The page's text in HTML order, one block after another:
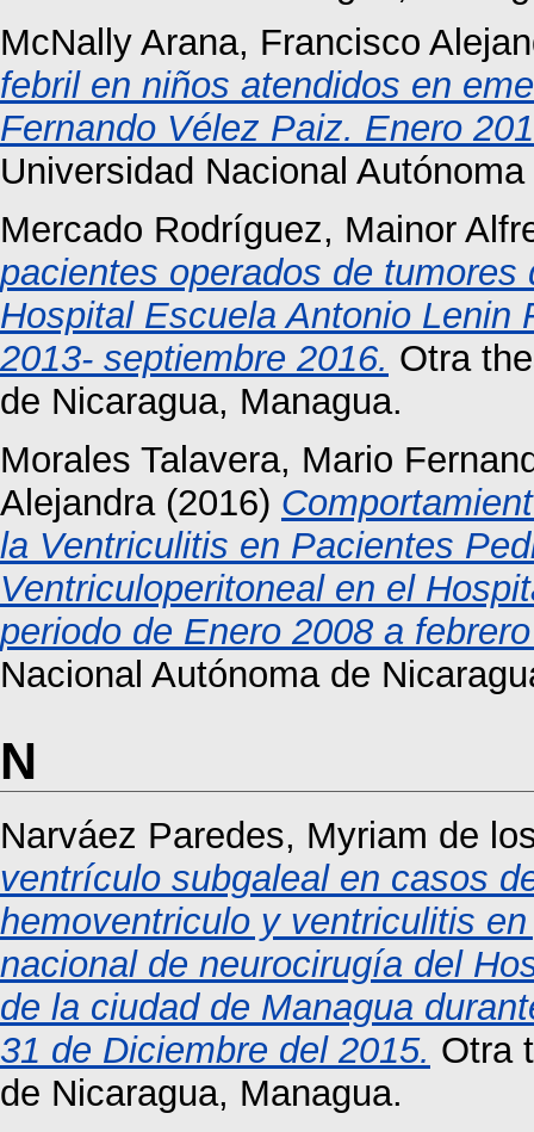
McNally Arana, Francisco
febril en niños atendidos en
Fernando Vélez Paiz. Enero
Universidad Nacional
Mercado Rodríguez, Mainor
pacientes operados de
Hospital Escuela Antonio Lenin
2013- septiembre 2016. Otra
de Nicaragua, Managua.
Morales Talavera, Mario
Alejandra(2016)
la Ventriculitis en Pacientes
Ventriculoperitoneal en el
periodo de Enero 2008 a
Nacional Autónoma de
N
Narváez Paredes, Myriam de
ventrículo subgaleal en casos
hemoventriculo y ventriculitis
nacional de neurocirugía del
de la ciudad de Managua
31 de Diciembre del 2015. Otra
de Nicaragua, Managua.